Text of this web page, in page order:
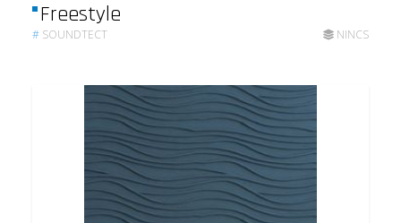
Freestyle
# SOUNDTECT NINCS